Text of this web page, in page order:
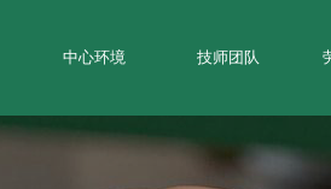
中心环境 技师团队